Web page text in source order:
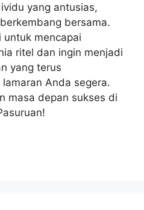
yang antusias,
bersama.
untuk mencapai
ritel dan ingin menjadi
yang terus
Anda segera.
masa depan sukses di